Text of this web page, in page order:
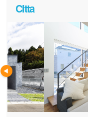
Citta